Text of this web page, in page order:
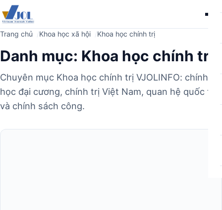
Trang chủ Khoa học xã hội Khoa học chính trị
Danh mục: Khoa học chính trị
Chuyên mục Khoa học chính trị VJOLINFO: chính trị
học đại cương, chính trị Việt Nam, quan hệ quốc tế
và chính sách công.